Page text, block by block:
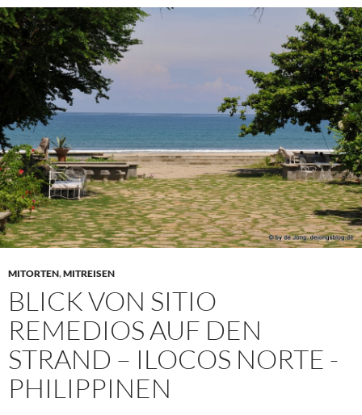
MITORTEN,MITREISEN
BLICK VON SITIO
REMEDIOS AUF DEN
STRAND – ILOCOS NORTE -
PHILIPPINEN